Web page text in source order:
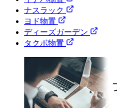
ナスラック
ヨド物置
ディーズガーデン
タクボ物置